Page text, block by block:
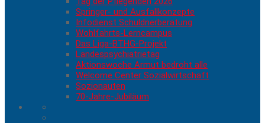
Springer- und Ausfallkonzepte
Infodienst Schuldnerberatung
Wohlfahrts-Lerncampus
Das Liga-BTHG-Projekt
Landespsychiatrietag
Aktionswoche Armut bedroht alle
Welcome Center Sozialwirtschaft
Sozionauten
70-Jahre-Jubiläum